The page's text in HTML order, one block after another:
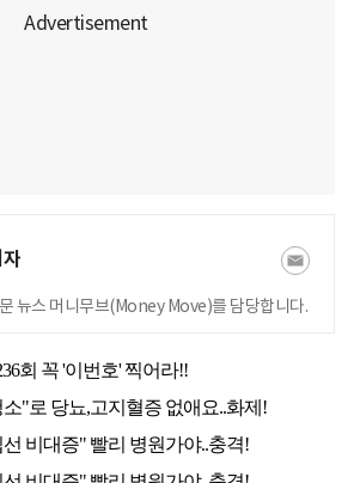
뉴스 머니무브(Money Move)를 담당합니다.